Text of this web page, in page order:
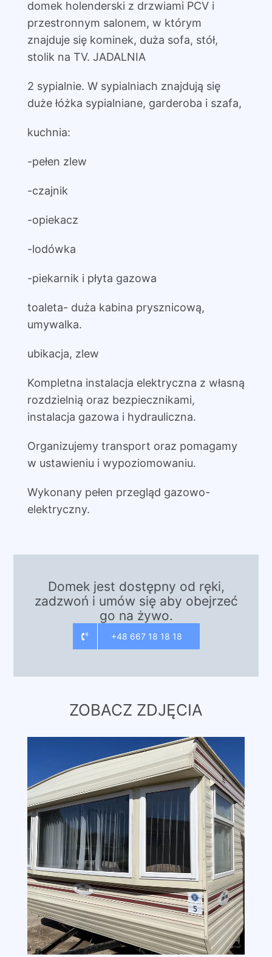
domek holenderski z drzwiami PCV i
przestronnym salonem, w którym
znajduje się kominek, duża sofa, stół,
stolik na TV. JADALNIA
2 sypialnie. W sypialniach znajdują się
duże łóżka sypialniane, garderoba i szafa,
kuchnia:
-pełen zlew
-czajnik
-opiekacz
-lodówka
-piekarnik i płyta gazowa
toaleta- duża kabina prysznicową,
umywalka.
ubikacja, zlew
Kompletna instalacja elektryczna z własną
rozdzielnią oraz bezpiecznikami,
instalacja gazowa i hydrauliczna.
Organizujemy transport oraz pomagamy
w ustawieniu i wypoziomowaniu.
Wykonany pełen przegląd gazowo-
elektryczny.
Domek jest dostępny od ręki,
zadzwoń i umów się aby obejrzeć
go na żywo.
+48 667 18 18 18
ZOBACZ ZDJĘCIA